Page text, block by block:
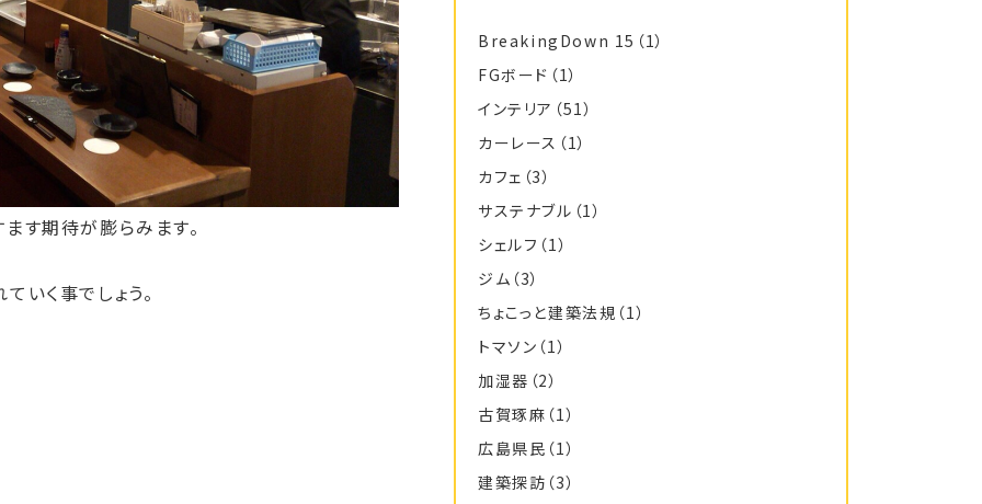
す期待が膨らみます。
いく事でしょう。
BreakingDown 15 （1）
FGボード （1）
インテリア （51）
カーレース （1）
カフェ （3）
サステナブル （1）
シェルフ （1）
ジム （3）
ちょこっと建築法規 （1）
トマソン （1）
加湿器 （2）
古賀琢麻 （1）
広島県民 （1）
建築探訪 （3）